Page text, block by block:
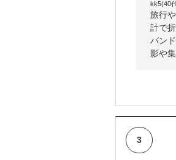
kk5(40
旅行
計で
バン
影や
3